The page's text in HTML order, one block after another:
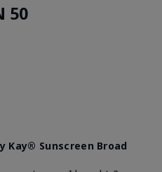
50
Kay® Sunscreen Broad